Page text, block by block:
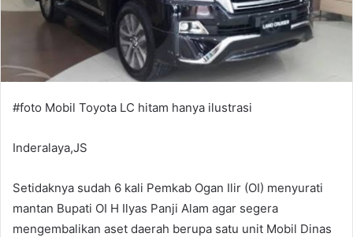
#foto Mobil Toyota LC hitam hanya ilustrasi
Inderalaya,JS
Setidaknya sudah 6 kali Pemkab Ogan Ilir (OI) menyurati
mantan Bupati OI H Ilyas Panji Alam agar segera
mengembalikan aset daerah berupa satu unit Mobil Dinas